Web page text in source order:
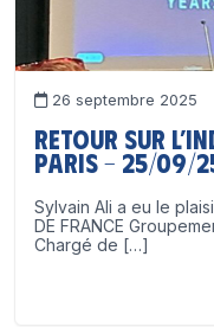
26 septembre 2025
Retour sur
Paris – 25/09/
Sylvain Ali a eu le
DE FRANCE
Chargé de […]